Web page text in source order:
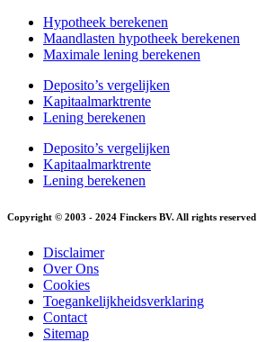
Hypotheek berekenen
Maandlasten hypotheek berekenen
Maximale lening berekenen
Deposito’s vergelijken
Kapitaalmarktrente
Lening berekenen
Deposito’s vergelijken
Kapitaalmarktrente
Lening berekenen
Copyright © 2003 - 2024 Finckers BV. All rights reserved
Disclaimer
Over Ons
Cookies
Toegankelijkheidsverklaring
Contact
Sitemap